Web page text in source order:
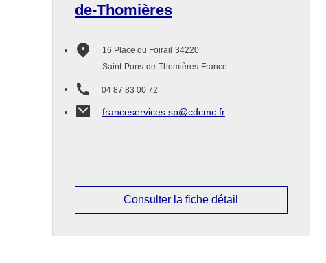
de-Thomières
16 Place du Foirail 34220
Saint-Pons-de-Thomières France
04 87 83 00 72
franceservices.sp@cdcmc.fr
Consulter la fiche détail